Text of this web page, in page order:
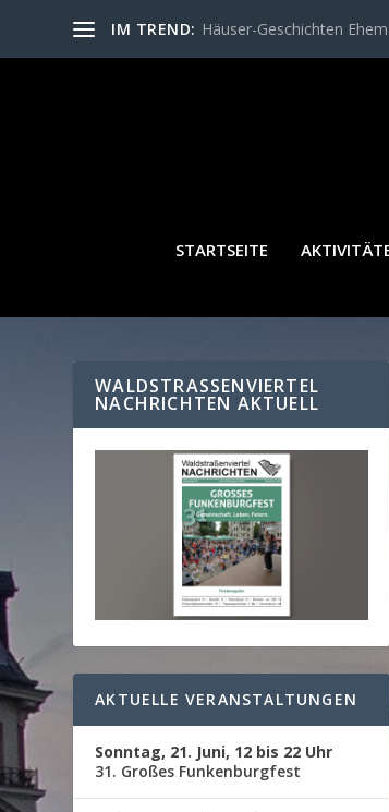
IM TREND: Häuser-Geschichten
STARTSEITE
WALDSTRASSENVIERTEL N
ACHRICHTEN AKTUELL
AKTUELLE VERANSTALTUNGEN
Sonntag, 21. Juni, 12 bis 22 Uhr
31. Großes Funkenburgfest